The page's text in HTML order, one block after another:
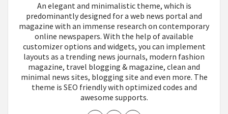
An elegant and minimalistic theme, which is
predominantly designed for a web news portal and
magazine with an immense research on contemporary
online newspapers. With the help of available
customizer options and widgets, you can implement
layouts as a trending news journals, modern fashion
magazine, travel blogging & magazine, clean and
minimal news sites, blogging site and even more. The
theme is SEO friendly with optimized codes and
awesome supports.